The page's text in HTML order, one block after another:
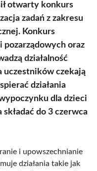
otwarty konkurs
zadań z zakresu
Konkurs
oraz
działalność
uczestników czekają
działania
dla dzieci
składać do 3 czerwca
i upowszechnianie
działania takie jak